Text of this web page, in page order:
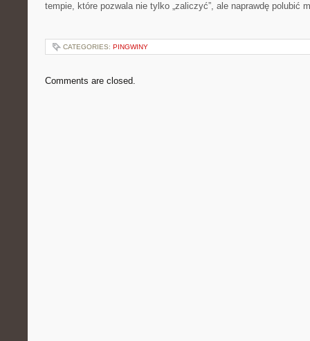
tempie, które pozwala nie tylko „zaliczyć”, ale naprawdę polubić
CATEGORIES: PINGWINY
Comments are closed.